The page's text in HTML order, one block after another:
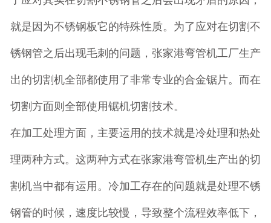
就是因为不锈钢板它的特殊性质。为了应对在切割不
锈钢管之后出现毛刺的问题，张家港弯管机工厂生产
出的切割机全部都使用了非常专业的合金锯片。而在
切割方面则全部使用锯机切割技术。
在加工处理方面，主要运用的技术就是冷处理和热处
理两种方式。这两种方式在张家港弯管机生产出的切
割机当中都有运用。冷加工存在的问题就是处理不锈
钢管的时候，速度比较慢，导致整个流程效率低下，